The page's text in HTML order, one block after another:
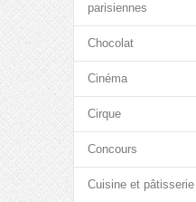
parisiennes
Chocolat
Cinéma
Cirque
Concours
Cuisine et pâtisserie